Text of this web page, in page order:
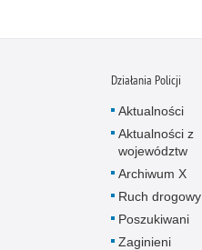
Działania Policji
Aktualności
Aktualności z
województw
Archiwum X
Ruch drogowy
Poszukiwani
Zaginieni